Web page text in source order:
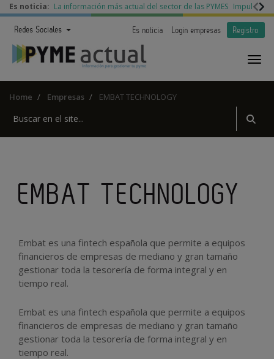
Es noticia: La información más actual del sector de las PYMES Impulso a
Redes Sociales Es noticia Login empresas Registro
Home Empresas EMBAT TECHNOLOGY
EMBAT TECHNOLOGY
Embat es una fintech española que permite a equipos
financieros de empresas de mediano y gran tamaño
gestionar toda la tesorería de forma integral y en
tiempo real.
Embat es una fintech española que permite a equipos
financieros de empresas de mediano y gran tamaño
gestionar toda la tesorería de forma integral y en
tiempo real.